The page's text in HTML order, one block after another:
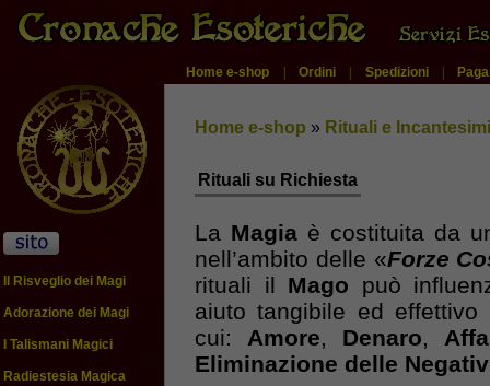
Home e-shop | Ordini | Spedizioni |
Il Risveglio dei Magi
Adorazione dei Magi
I Talismani Magici
Radiestesia Magica
Home e-shop » Rituali e Incantesimi
Rituali su Richiesta
La Magia è costituita da
nell’ambito delle «Forze
rituali il Mago può
aiuto tangibile ed
cui: Amore, Denaro,
Eliminazione delle